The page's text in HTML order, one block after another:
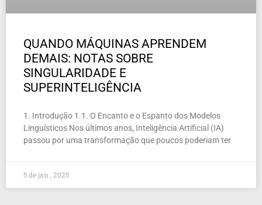
QUANDO MÁQUINAS APRENDEM
DEMAIS: NOTAS SOBRE
SINGULARIDADE E
SUPERINTELIGÊNCIA
1. Introdução 1.1. O Encanto e o Espanto dos Modelos
Linguísticos Nos últimos anos, Inteligência Artificial (IA)
passou por uma transformação que poucos poderiam ter
5 de jan , 2025